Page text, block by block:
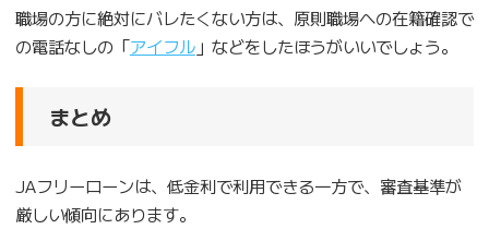
職場の方に絶対にバレたくない方は、原則職場への在籍確認で
の電話なしの「アイフル」などをしたほうがいいでしょう。
まとめ
JAフリーローンは、低金利で利用できる一方で、審査基準が
厳しい傾向にあります。